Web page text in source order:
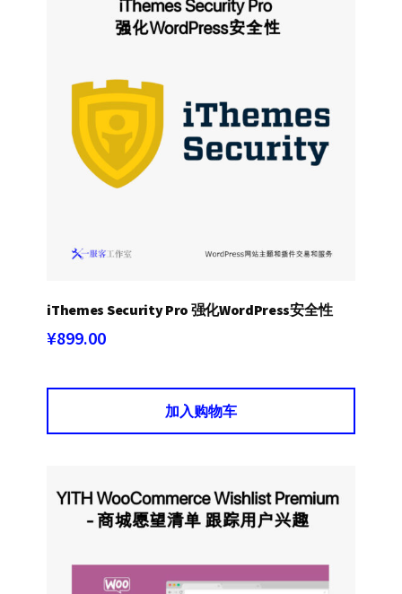
iThemes Security Pro 强化WordPress安全性
¥899.00
加入购物车